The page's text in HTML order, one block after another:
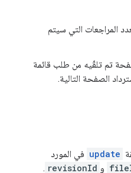
المراجعات التي سيتم
تم تلقّيه من طلب قائمة
الصفحة التالية.
update في المورد
و revisionId
.